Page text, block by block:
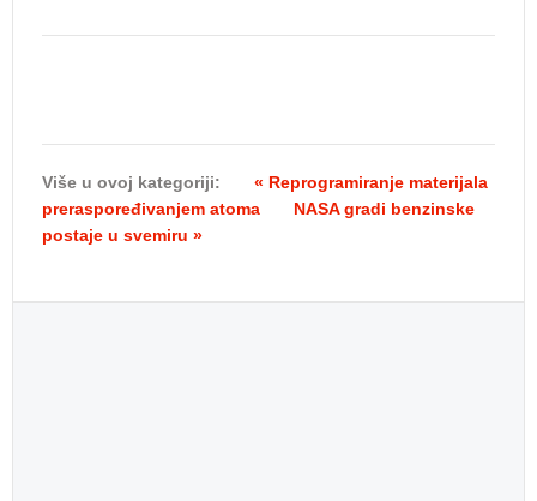
Više u ovoj kategoriji:
« Reprogramiranje materijala
preraspoređivanjem atoma
NASA gradi benzinske
postaje u svemiru »